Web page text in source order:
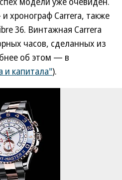
хронограф Carrera, также
36. Винтажная Carrera
часов, сделанных из
об этом — в
и капитала").